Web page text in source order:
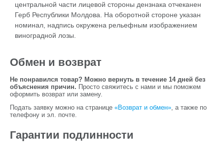
центральной части лицевой стороны дензнака отчеканен
Герб Республики Молдова. На оборотной стороне указан
номинал, надпись окружена рельефным изображением
виноградной лозы.
Обмен и возврат
Не понравился товар? Можно вернуть в течение 14 дней без
объяснения причин. Просто свяжитесь с нами и мы поможем
оформить возврат или замену.
Подать заявку можно на странице «Возврат и обмен», а также по
телефону и эл. почте.
Гарантии подлинности